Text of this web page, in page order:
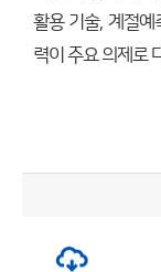
활용 기술, 계절
력이 주요 의제로